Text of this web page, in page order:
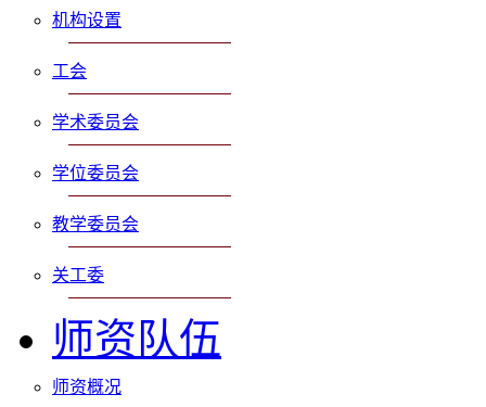
机构设置
工会
学术委员会
学位委员会
教学委员会
关工委
师资队伍
师资概况